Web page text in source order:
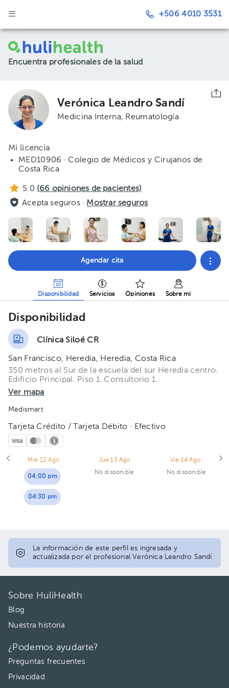
+506 4010 3531
Encuentra profesionales de la salud
Verónica Leandro Sandí
Medicina Interna Reumatología
Mi licencia
MED10906 · Colegio de Médicos y Cirujanos de
Costa Rica
5.0 (66 opiniones de pacientes)
Acepta seguros · Mostrar seguros
Agendar cita
Disponibilidad Servicios Opiniones Sobre mí
Disponibilidad
Clínica Siloé CR
San Francisco, Heredia, Heredia, Costa Rica
350 metros al Sur de la escuela del sur Heredia centro.
Edificio Principal. Piso 1. Consultorio 1.
Ver mapa
Medismart
Tarjeta Crédito / Tarjeta Débito · Efectivo
Mié 12 Ago
04:00 pm
04:30 pm
Jue 13 Ago
No disponible
Vie 14 Ago
No disponible
La información de este perfil es ingresada y
actualizada por el profesional Verónica Leandro Sandí
Sobre HuliHealth
Blog
Nuestra historia
¿Podemos ayudarte?
Preguntas frecuentes
Privacidad